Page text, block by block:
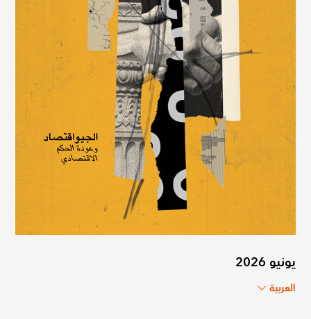
يونيو 2026
العربية